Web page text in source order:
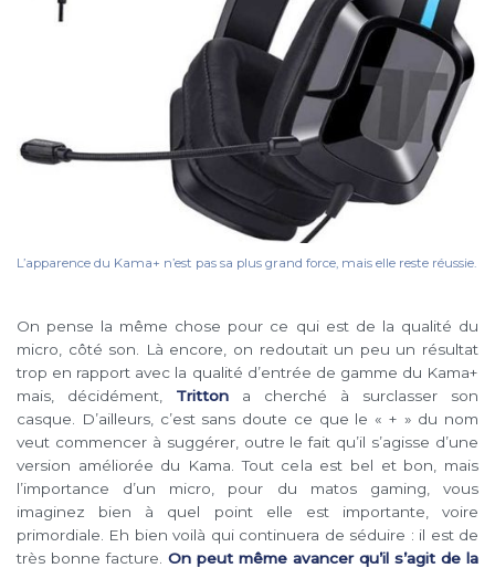
L’apparence du Kama+ n’est pas sa plus grand force, mais elle reste réussie.
On pense la même chose pour ce qui est de la qualité du
micro, côté son. Là encore, on redoutait un peu un résultat
trop en rapport avec la qualité d’entrée de gamme du Kama+
mais, décidément, Tritton a cherché à surclasser son
casque. D’ailleurs, c’est sans doute ce que le « + » du nom
veut commencer à suggérer, outre le fait qu’il s’agisse d’une
version améliorée du Kama. Tout cela est bel et bon, mais
l’importance d’un micro, pour du matos gaming, vous
imaginez bien à quel point elle est importante, voire
primordiale. Eh bien voilà qui continuera de séduire : il est de
très bonne facture. On peut même avancer qu’il s’agit de la